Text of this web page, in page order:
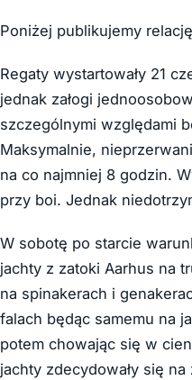
Poniżej publikujemy
Regaty wystartowały 21
jednak załogi
szczególnymi względami
Maksymalnie,
na co najmniej 8 godzin.
przy boi. Jednak
W sobotę po starcie
jachty z zatoki Aarhus na
na spinakerach i
falach będąc samemu na
potem chowając się w
jachty zdecydowały się